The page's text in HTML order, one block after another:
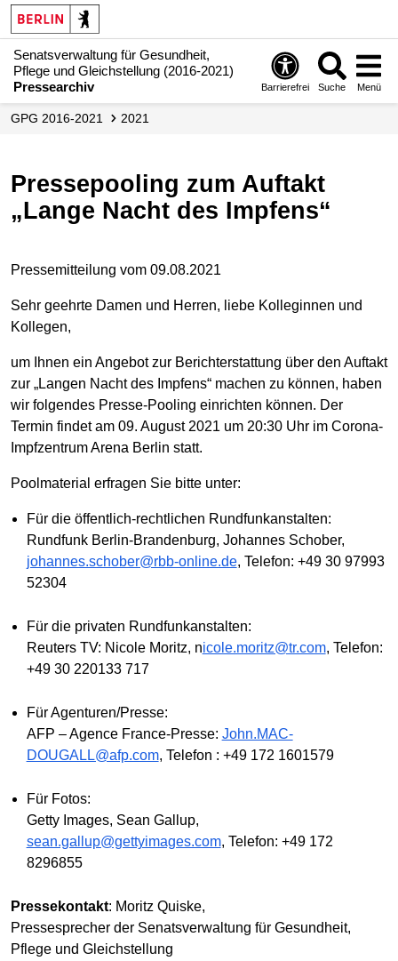
Senatsverwaltung für Gesundheit,
Pflege und Gleichstellung (2016-2021)
Pressearchiv
Barrierefrei Suche Menü
GPG 2016-2021 2021
Pressepooling zum Auftakt
„Lange Nacht des Impfens“
Pressemitteilung vom 09.08.2021
Sehr geehrte Damen und Herren, liebe Kolleginnen und
Kollegen,
um Ihnen ein Angebot zur Berichterstattung über den Auftakt
zur „Langen Nacht des Impfens“ machen zu können, haben
wir folgendes Presse-Pooling einrichten können. Der
Termin findet am 09. August 2021 um 20:30 Uhr im Corona-
Impfzentrum Arena Berlin statt.
Poolmaterial erfragen Sie bitte unter:
Für die öffentlich-rechtlichen Rundfunkanstalten:
Rundfunk Berlin-Brandenburg, Johannes Schober,
johannes.schober@rbb-online.de, Telefon: +49 30 97993
52304
Für die privaten Rundfunkanstalten:
Reuters TV: Nicole Moritz, nicole.moritz@tr.com, Telefon:
+49 30 220133 717
Für Agenturen/Presse:
AFP – Agence France-Presse: John.MAC-
DOUGALL@afp.com, Telefon : +49 172 1601579
Für Fotos:
Getty Images, Sean Gallup,
sean.gallup@gettyimages.com, Telefon: +49 172
8296855
Pressekontakt: Moritz Quiske,
Pressesprecher der Senatsverwaltung für Gesundheit,
Pflege und Gleichstellung